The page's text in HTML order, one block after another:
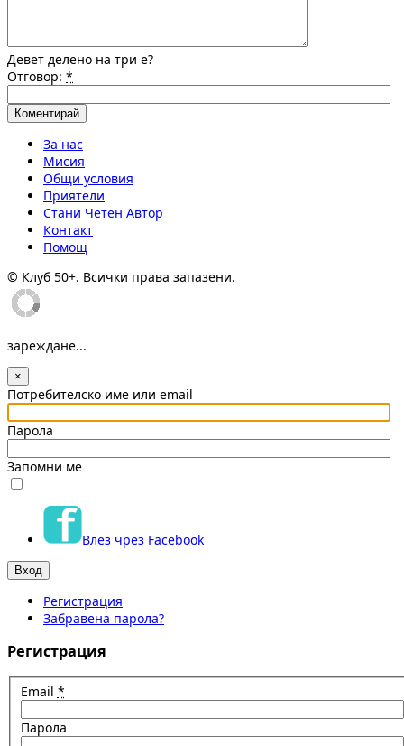
Девет делено на три е?
Отговор: *
За нас
Мисия
Общи условия
Приятели
Стани Четен Автор
Контакт
Помощ
© Клуб 50+. Всички права запазени.
зареждане...
×
Потребителско име или email
Парола
Запомни ме
Влез чрез Facebook
Регистрация
Забравена парола?
Регистрация
Email *
Парола